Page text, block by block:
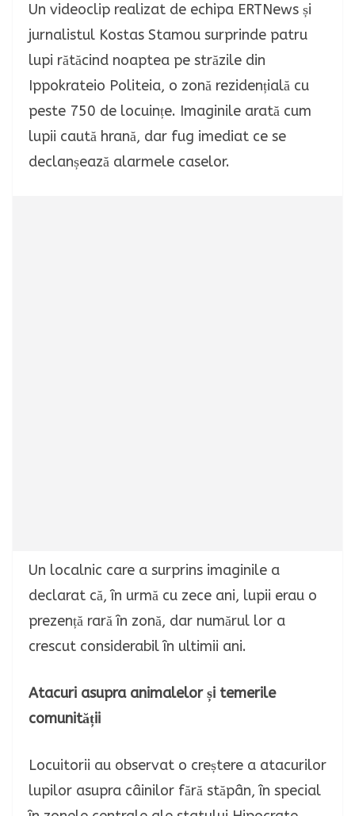
Un videoclip realizat de echipa ERTNews și
jurnalistul Kostas Stamou surprinde patru
lupi rătăcind noaptea pe străzile din
Ippokrateio Politeia, o zonă rezidențială cu
peste 750 de locuințe. Imaginile arată cum
lupii caută hrană, dar fug imediat ce se
declanșează alarmele caselor.
Un localnic care a surprins imaginile a
declarat că, în urmă cu zece ani, lupii erau o
prezență rară în zonă, dar numărul lor a
crescut considerabil în ultimii ani.
Atacuri asupra animalelor și temerile
comunității
Locuitorii au observat o creștere a atacurilor
lupilor asupra câinilor fără stăpân, în special